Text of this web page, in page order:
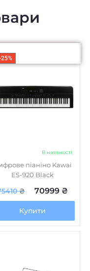
В наявності
піаніно Kawai
ES-920 Black
₴ 70999 ₴
Купити